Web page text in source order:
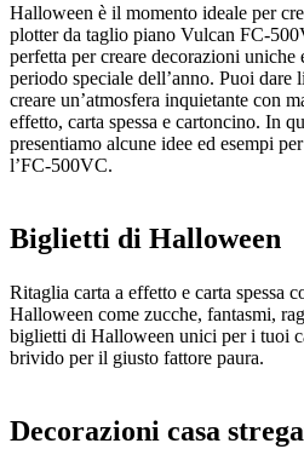
Halloween è il momento ideale per
plotter da taglio piano Vulcan FC-
perfetta per creare decorazioni uniche
periodo speciale dell’anno. Puoi dare
creare un’atmosfera inquietante con
effetto, carta spessa e cartoncino. In
presentiamo alcune idee ed esempi
l’FC-500VC.
Biglietti di Halloween
Ritaglia carta a effetto e carta spessa
Halloween come zucche, fantasmi,
biglietti di Halloween unici per i tuoi
brivido per il giusto fattore paura.
Decorazioni casa